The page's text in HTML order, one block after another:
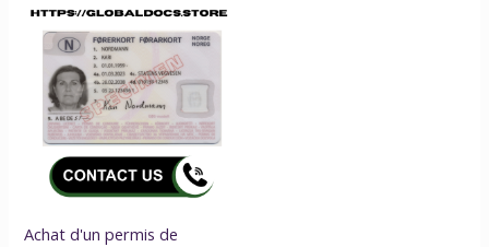
Achat d'un permis de